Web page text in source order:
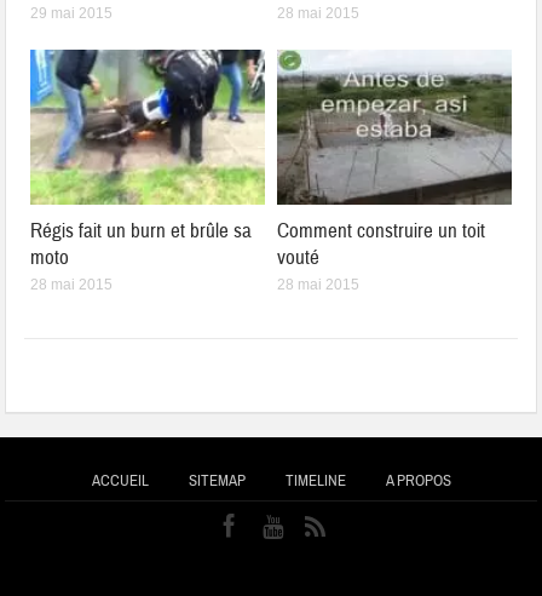
29 mai 2015 28 mai 2015
Régis fait un burn et brûle sa
moto
28 mai 2015
Comment construire un toit
vouté
28 mai 2015
ACCUEIL SITEMAP TIMELINE A PROPOS